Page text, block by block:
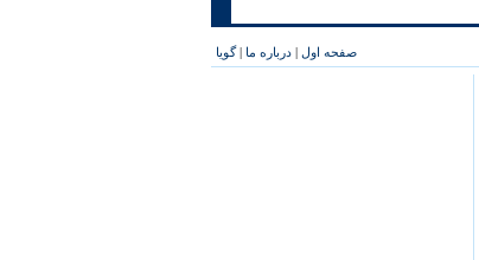
صفحه اول | درباره ما |گویا